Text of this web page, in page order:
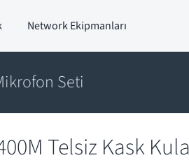
Network Ekipmanları
Seti
Telsiz Kask